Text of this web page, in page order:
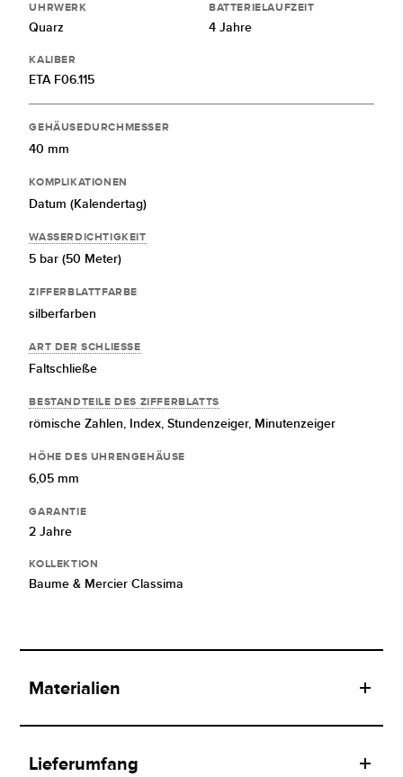
UHRWERK
Quarz
BATTERIELAUFZEIT
4 Jahre
KALIBER
ETA F06.115
GEHÄUSEDURCHMESSER
40 mm
KOMPLIKATIONEN
Datum (Kalendertag)
WASSERDICHTIGKEIT
5 bar (50 Meter)
ZIFFERBLATTFARBE
silberfarben
ART DER SCHLIESSE
Faltschließe
BESTANDTEILE DES ZIFFERBLATTS
römische Zahlen, Index,Stundenzeiger, Minutenzeiger
HÖHE DES UHRENGEHÄUSE
6,05 mm
GARANTIE
2 Jahre
KOLLEKTION
Baume & Mercier Classima
Materialien
Lieferumfang